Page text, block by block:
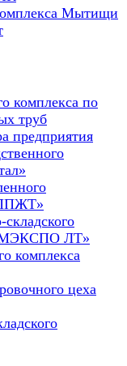
Мытищи
комплекса по
труб
предприятия
ЛТ»
комплекса
цеха